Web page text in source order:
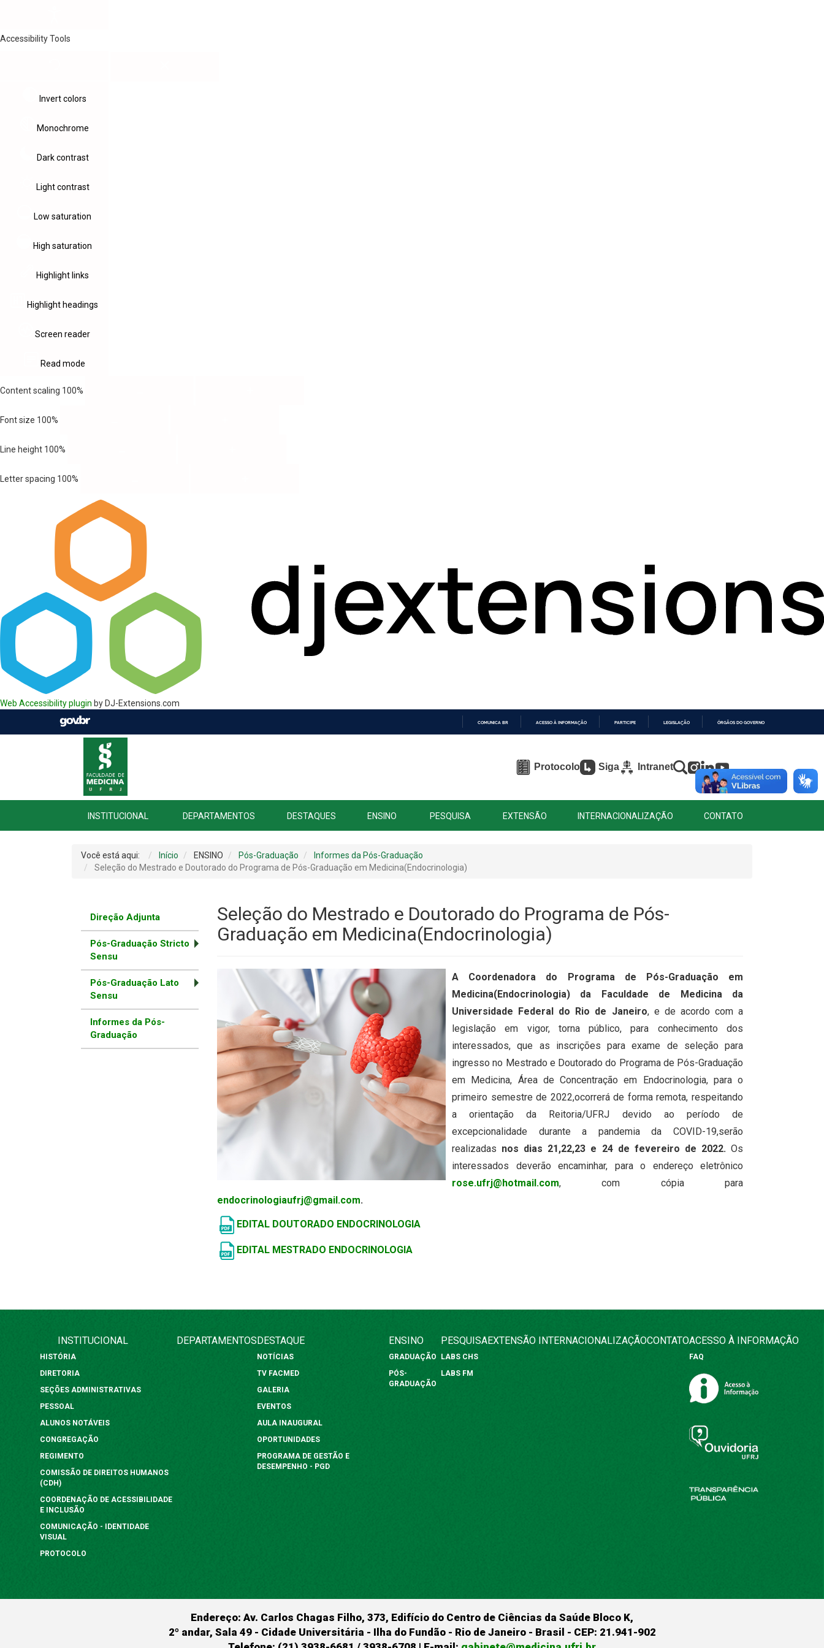
Accessibility Tools
Invert colors
Monochrome
Dark contrast
Light contrast
Low saturation
High saturation
Highlight links
Highlight headings
Screen reader
Read mode
Content scaling 100%
Font size 100%
Line height 100%
Letter spacing 100%
Web Accessibility plugin by DJ-Extensions.com
COMUNICA BR ACESSO À INFORMAÇÃO PARTICIPE LEGISLAÇÃO ÓRGÃOS DO GOVERNO
Protocolo Siga Intranet
INSTITUCIONAL DEPARTAMENTOS DESTAQUES ENSINO PESQUISA EXTENSÃO INTERNACIONALIZAÇÃO CONTATO
Você está aqui: Início ENSINO Pós-Graduação
Informes da Pós-Graduação
Seleção do Mestrado e Doutorado do Programa de Pós-Graduação em Medicina(Endocrinologia)
Direção Adjunta
Pós-Graduação Stricto
Sensu
Pós-Graduação Lato
Sensu
Informes da Pós-
Graduação
Seleção do Mestrado e Doutorado do Programa de Pós-
Graduação em Medicina(Endocrinologia)
A Coordenadora do Programa de Pós-Graduação em
Medicina(Endocrinologia) da Faculdade de Medicina da
Universidade Federal do Rio de Janeiro, e de acordo com a
legislação em vigor, torna público, para conhecimento dos
interessados, que as inscrições para exame de seleção para
ingresso no Mestrado e Doutorado do Programa de Pós-Graduação
em Medicina, Área de Concentração em Endocrinologia, para o
primeiro semestre de 2022,ocorrerá de forma remota, respeitando
a orientação da Reitoria/UFRJ devido ao período de
excepcionalidade durante a pandemia da COVID-19,serão
realizadas nos dias 21,22,23 e 24 de fevereiro de 2022.Os
interessados deverão encaminhar, para o endereço eletrônico
rose.ufrj@hotmail.com, com cópia para
endocrinologiaufrj@gmail.com.
EDITAL DOUTORADO ENDOCRINOLOGIA
EDITAL MESTRADO ENDOCRINOLOGIA
INSTITUCIONAL
HISTÓRIA
DIRETORIA
SEÇÕES ADMINISTRATIVAS
PESSOAL
ALUNOS NOTÁVEIS
CONGREGAÇÃO
REGIMENTO
COMISSÃO DE DIREITOS HUMANOS
(CDH)
COORDENAÇÃO DE ACESSIBILIDADE
E INCLUSÃO
COMUNICAÇÃO - IDENTIDADE
VISUAL
PROTOCOLO
DEPARTAMENTOSDESTAQUE
NOTÍCIAS
TV FACMED
GALERIA
EVENTOS
AULA INAUGURAL
OPORTUNIDADES
PROGRAMA DE GESTÃO E
DESEMPENHO - PGD
ENSINO
GRADUAÇÃO
PÓS-
GRADUAÇÃO
PESQUISA
LABS CHS
LABS FM
EXTENSÃO INTERNACIONALIZAÇÃOCONTATOACESSO À INFORMAÇÃO
FAQ
Endereço: Av. Carlos Chagas Filho, 373, Edifício do Centro de Ciências da Saúde Bloco K,
2º andar, Sala 49 - Cidade Universitária - Ilha do Fundão - Rio de Janeiro - Brasil - CEP: 21.941-902